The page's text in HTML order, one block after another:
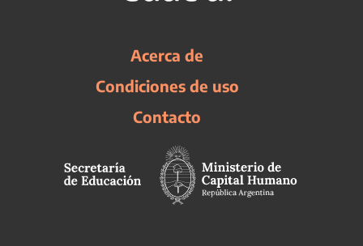
Acerca de
Condiciones de uso
Contacto